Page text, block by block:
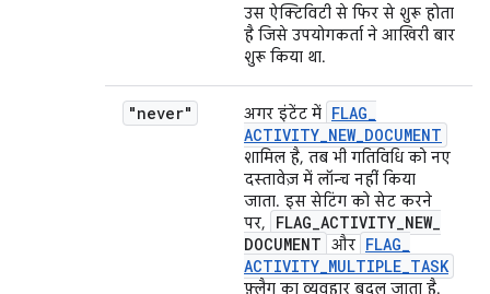
उस ऐक्टिविटी से फिर से शुरू होता
है जिसे उपयोगकर्ता ने आखिरी बार
शुरू किया था.
"never" अगर इंटेंट में FLAG_
ACTIVITY_NEW_DOCUMENT
शामिल है, तब भी गतिविधि को नए
दस्तावेज़ में लॉन्च नहीं किया
जाता. इस सेटिंग को सेट करने
पर,
FLAG_ACTIVITY_NEW_
DOCUMENT और FLAG_
ACTIVITY_MULTIPLE_TASK
फ़्लैग का व्यवहार बदल जाता है.